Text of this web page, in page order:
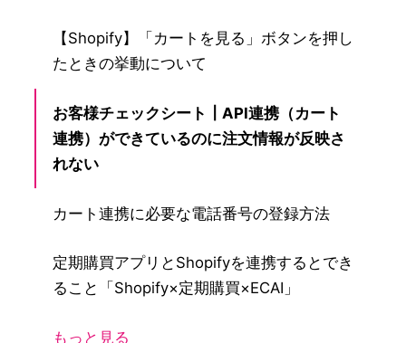
【Shopify】「カートを見る」ボタンを押し
たときの挙動について
お客様チェックシート┃API連携（カート
連携）ができているのに注文情報が反映さ
れない
カート連携に必要な電話番号の登録方法
定期購買アプリとShopifyを連携するとでき
ること「Shopify×定期購買×ECAI」
もっと見る